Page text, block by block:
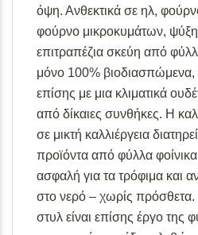
παραγγελίας):Μερική ποσότητα
για αποστολή και το υπόλοιπο
την ημερομηνία εξόφλησης της
Για περισσότερες λεπτομέρειες
διαθεσιμότητες προϊόντων,
μαζί μας στο
998
όψη. Ανθεκτικά σε ηλ,
φούρνο μικροκυμάτων,
επιτραπέζια σκεύη από
μόνο 100% βιοδιασπώμενα,
επίσης με μια κλιματικά
από δίκαιες συνθήκες. Η
σε μικτή καλλιέργεια
προϊόντα από φύλλα φοίνικα
ασφαλή για τα τρόφιμα και
στο νερό – χωρίς πρόσθετα.
στυλ είναι επίσης έργο της